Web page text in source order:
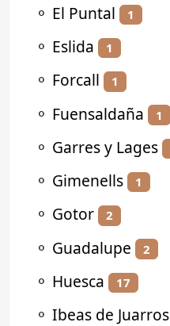
⚬ El Puntal 1
⚬ Eslida 1
⚬ Forcall 1
⚬ Fuensaldaña 1
⚬ Garres y Lages
⚬ Gimenells 1
⚬ Gotor 2
⚬ Guadalupe 2
⚬ Huesca 17
⚬ Ibeas de Juarros